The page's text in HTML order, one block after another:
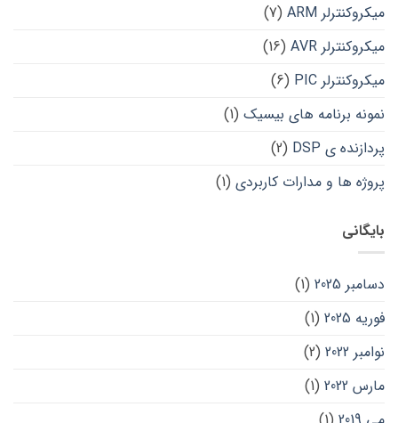
میکروکنترلر ARM
(7)
میکروکنترلر AVR
(16)
میکروکنترلر PIC
(6)
نمونه برنامه های بیسیک (1)
پردازنده ی DSP
(2)
پروژه ها و مدارات کاربردی (1)
بایگانی
دسامبر 2025
(1)
فوریه 2025
(1)
نوامبر 2022
(2)
مارس 2022
(1)